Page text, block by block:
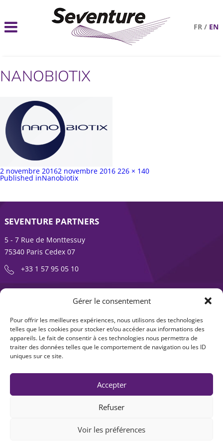
Gérer le consentement
Pour offrir les meilleures expériences, nous utilisons des technologies
telles que les cookies pour stocker et/ou accéder aux informations des
appareils. Le fait de consentir à ces technologies nous permettra de
traiter des données telles que le comportement de navigation ou les ID
uniques sur ce site.
Accepter
Refuser
Voir les préférences
FR / EN
NANOBIOTIX
Publié
sur
2 novembre 20162 novembre 2016 Taille
226 × 140
Navigation
Published inNanobiotix
SEVENTURE PARTNERS
5 - 7 Rue de Monttessuy
75340 Paris Cedex 07
+33 1 57 95 05 10
ENTREPRENDRE EST UNE AVENTURE
À propos
Expertises
Offre produits
Actualités
Contact